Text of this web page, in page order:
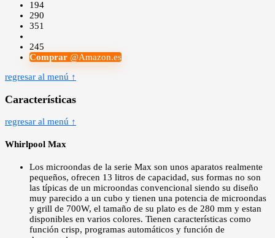
194
290
351
245
Comprar @Amazon.es
regresar al menú ↑
Características
regresar al menú ↑
Whirlpool Max
Los microondas de la serie Max son unos aparatos realmente
pequeños, ofrecen 13 litros de capacidad, sus formas no son
las típicas de un microondas convencional siendo su diseño
muy parecido a un cubo y tienen una potencia de microondas
y grill de 700W, el tamaño de su plato es de 280 mm y estan
disponibles en varios colores. Tienen características como
función crisp, programas automáticos y función de